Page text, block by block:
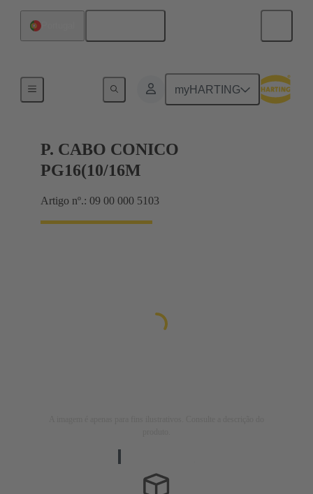
myHARTING
P. CABO CONICO
PG16(10/16M
Artigo nº.: 09 00 000 5103